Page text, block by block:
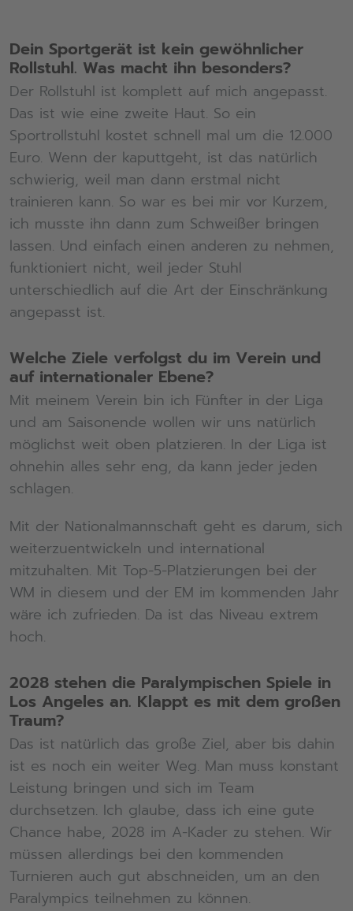
Dein Sportgerät ist kein gewöhnlicher
Rollstuhl. Was macht ihn besonders?
Der Rollstuhl ist komplett auf mich angepasst.
Das ist wie eine zweite Haut. So ein
Sportrollstuhl kostet schnell mal um die 12.000
Euro. Wenn der kaputtgeht, ist das natürlich
schwierig, weil man dann erstmal nicht
trainieren kann. So war es bei mir vor Kurzem,
ich musste ihn dann zum Schweißer bringen
lassen. Und einfach einen anderen zu nehmen,
funktioniert nicht, weil jeder Stuhl
unterschiedlich auf die Art der Einschränkung
angepasst ist.
Welche Ziele verfolgst du im Verein und
auf internationaler Ebene?
Mit meinem Verein bin ich Fünfter in der Liga
und am Saisonende wollen wir uns natürlich
möglichst weit oben platzieren. In der Liga ist
ohnehin alles sehr eng, da kann jeder jeden
schlagen.
Mit der Nationalmannschaft geht es darum, sich
weiterzuentwickeln und international
mitzuhalten. Mit Top-5-Platzierungen bei der
WM in diesem und der EM im kommenden Jahr
wäre ich zufrieden. Da ist das Niveau extrem
hoch.
2028 stehen die Paralympischen Spiele in
Los Angeles an. Klappt es mit dem großen
Traum?
Das ist natürlich das große Ziel, aber bis dahin
ist es noch ein weiter Weg. Man muss konstant
Leistung bringen und sich im Team
durchsetzen. Ich glaube, dass ich eine gute
Chance habe, 2028 im A-Kader zu stehen. Wir
müssen allerdings bei den kommenden
Turnieren auch gut abschneiden, um an den
Paralympics teilnehmen zu können.